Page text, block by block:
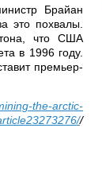
Брайан
это похвалы.
что США
в 1996 году.
премьер-
the-arctic-
/